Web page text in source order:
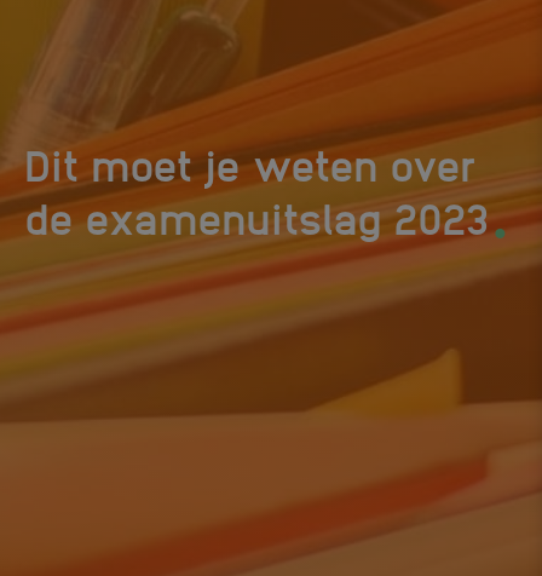
Dit moet je weten over
de examenuitslag 2023.